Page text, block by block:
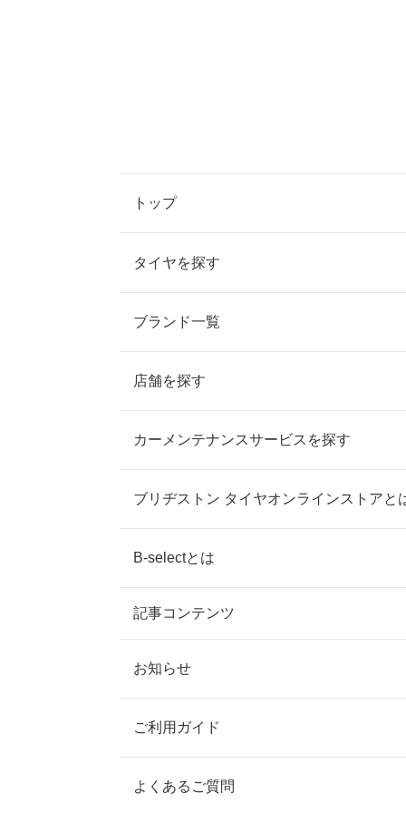
トップ
タイヤを探す
ブランド一覧
店舗を探す
カーメンテナンスサービスを探す
ブリヂストン タイヤオンラインストアと
B-selectとは
記事コンテンツ
お知らせ
ご利用ガイド
よくあるご質問